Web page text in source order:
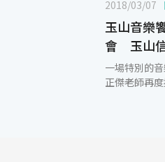
2018/03/07
玉山音樂
會 玉山
一場特別的
正傑老師再